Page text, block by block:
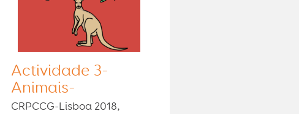
Actividade 3-
Animais-
CRPCCG-Lisboa 2018,